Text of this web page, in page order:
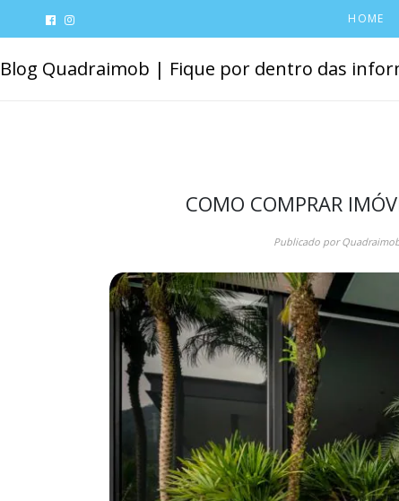
HOME
Blog Quadraimob | Fique por dentro das
COMO COMPRAR
Publicado por